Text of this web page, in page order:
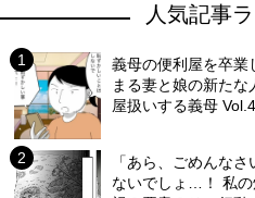
人気記事
義母の便利屋を卒業
まる妻と娘の新たな
屋扱いする義母
「あら、ごめんな
ないでしょ…！ 私